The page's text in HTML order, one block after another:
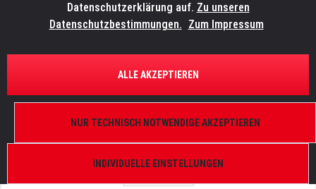
ÜBERSICHT ERSATZTEILE
ELATION 9900008215
Datenschutzerklärung auf. Zu unseren
Datenschutzbestimmungen. Zum Impressum
INDIVIDUELLE EINSTELLUNGEN
NUR TECHNISCH NOTWENDIGE AKZEPTIEREN
ALLE AKZEPTIEREN